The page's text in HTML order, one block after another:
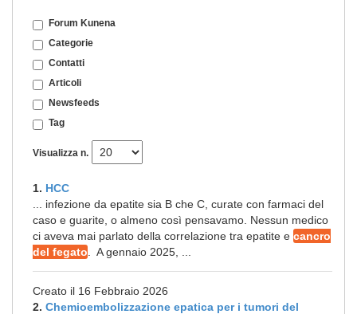
Forum Kunena
Categorie
Contatti
Articoli
Newsfeeds
Tag
Visualizza n.
1. HCC
... infezione da epatite sia B che C, curate con farmaci del
caso e guarite, o almeno così pensavamo. Nessun medico
ci aveva mai parlato della correlazione tra epatite e cancro
del fegato . A gennaio 2025, ...
Creato il 16 Febbraio 2026
2. Chemioembolizzazione epatica per i tumori del